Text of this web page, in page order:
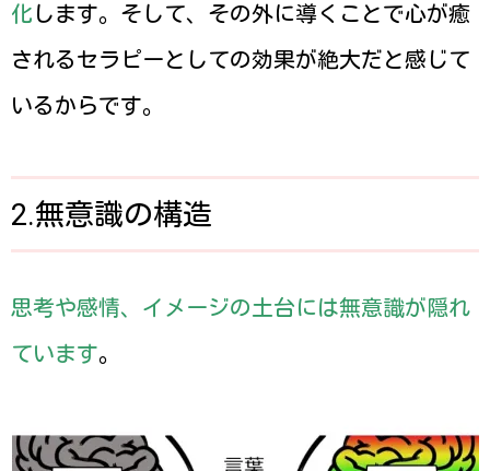
化 します。そして、その外に導くことで心が癒
されるセラピーとしての効果が絶大だと感じて
いるからです。
2.無意識の構造
思考や感情、イメージの土台には無意識が隠れ
ています。